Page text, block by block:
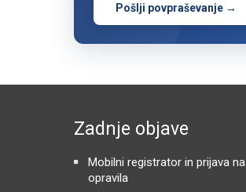
Pošlji povpraševanje →
Zadnje objave
Mobilni registrator in prijava na
opravila